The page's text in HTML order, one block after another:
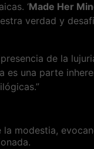
‘Made Her
verdad y
de la
una parte
modestia,